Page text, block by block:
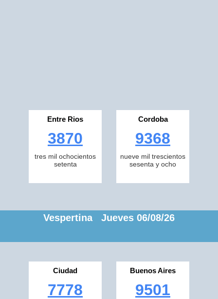
Entre Rios
3870
tres mil ochocientos
setenta
Cordoba
9368
nueve mil trescientos
sesenta y ocho
Vespertina Jueves 06/08/26
Ciudad
7778
Buenos Aires
9501